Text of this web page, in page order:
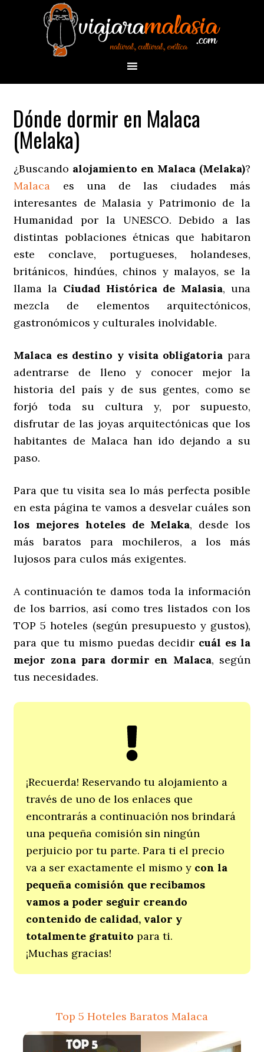
Dónde dormir en Malaca
(Melaka)
¿Buscando alojamiento en Malaca (Melaka)?
Malaca es una de las ciudades más
interesantes de Malasia y Patrimonio de la
Humanidad por la UNESCO. Debido a las
distintas poblaciones étnicas que habitaron
este conclave, portugueses, holandeses,
británicos, hindúes, chinos y malayos, se la
llama la Ciudad Histórica de Malasia, una
mezcla de elementos arquitectónicos,
gastronómicos y culturales inolvidable.
Malaca es destino y visita obligatoria para
adentrarse de lleno y conocer mejor la
historia del país y de sus gentes, como se
forjó toda su cultura y, por supuesto,
disfrutar de las joyas arquitectónicas que los
habitantes de Malaca han ido dejando a su
paso.
Para que tu visita sea lo más perfecta posible
en esta página te vamos a desvelar cuáles son
los mejores hoteles de Melaka, desde los
más baratos para mochileros, a los más
lujosos para culos más exigentes.
A continuación te damos toda la información
de los barrios, así como tres listados con los
TOP 5 hoteles (según presupuesto y gustos),
para que tu mismo puedas decidir cuál es la
mejor zona para dormir en Malaca, según
tus necesidades.
¡Recuerda! Reservando tu alojamiento a
través de uno de los enlaces que
encontrarás a continuación nos brindará
una pequeña comisión sin ningún
perjuicio por tu parte. Para ti el precio
va a ser exactamente el mismo y con la
pequeña comisión que recibamos
vamos a poder seguir creando
contenido de calidad, valor y
totalmente gratuito para ti.
¡Muchas gracias!
Top 5 Hoteles Baratos Malaca